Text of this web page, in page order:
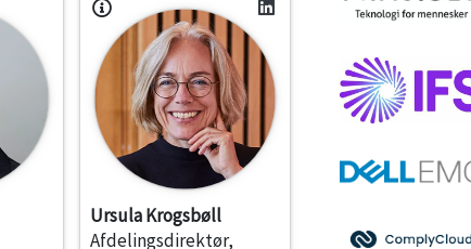
Ursula Krogsbøll
Afdelingsdirektør,